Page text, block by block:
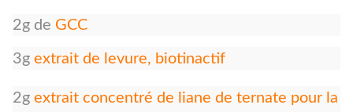
2g de GCC
3g extrait de levure, biotinactif
2g extrait concentré de liane de ternate pour la